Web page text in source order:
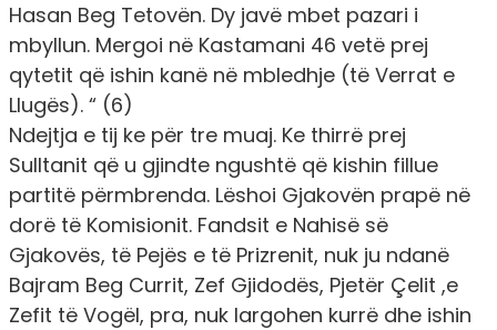
Hasan Beg Tetovën. Dy javë mbet pazari i
mbyllun. Mergoi në Kastamani 46 vetë prej
qytetit që ishin kanë në mbledhje (të Verrat e
Llugës). “ (6)
Ndejtja e tij ke për tre muaj. Ke thirrë prej
Sulltanit që u gjindte ngushtë që kishin fillue
partitë përmbrenda. Lëshoi Gjakovën prapë në
dorë të Komisionit. Fandsit e Nahisë së
Gjakovës, të Pejës e të Prizrenit, nuk ju ndanë
Bajram Beg Currit, Zef Gjidodës, Pjetër Çelit ,e
Zefit të Vogël, pra, nuk largohen kurrë dhe ishin